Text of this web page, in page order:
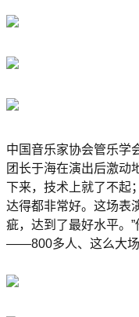
中国音乐家协会管乐学
团长于海在演出后激动
下来，技术上就了不起
达得都非常好。这场表
疵，达到了最好水平。
——800多人、这么大场